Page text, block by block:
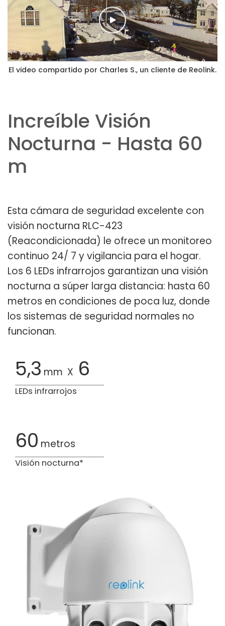
El video compartido por Charles S., un cliente de Reolink.
Increíble Visión
Nocturna - Hasta 60
m
Esta cámara de seguridad excelente con
visión nocturna RLC-423
(Reacondicionada) le ofrece un monitoreo
continuo 24/ 7 y vigilancia para el hogar.
Los 6 LEDs infrarrojos garantizan una visión
nocturna a súper larga distancia: hasta 60
metros en condiciones de poca luz, donde
los sistemas de seguridad normales no
funcionan.
5,3 mm X 6
LEDs infrarrojos
60 metros
Visión nocturna*